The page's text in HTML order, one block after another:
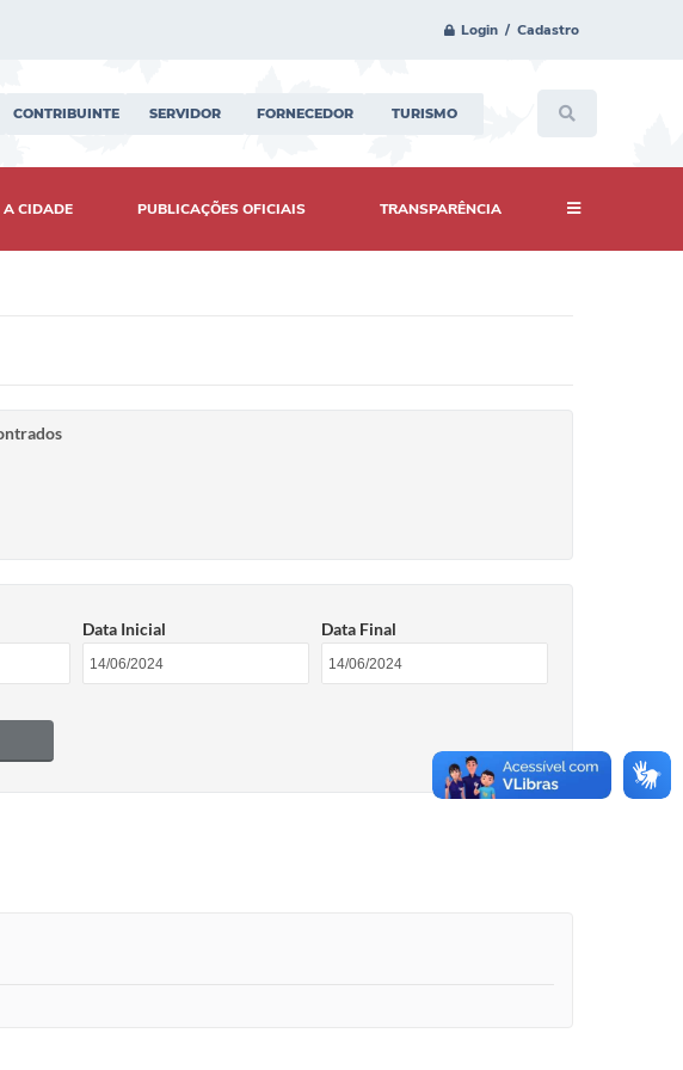
Login / Cadastro
CONTRIBUINTE SERVIDOR FORNECEDOR TURISMO
A CIDADE PUBLICAÇÕES OFICIAIS TRANSPARÊNCIA
Data Inicial Data Final